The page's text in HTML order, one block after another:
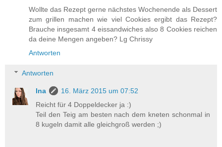
Wollte das Rezept gerne nächstes Wochenende als Dessert
zum grillen machen wie viel Cookies ergibt das Rezept?
Brauche insgesamt 4 eissandwiches also 8 Cookies reichen
da deine Mengen angeben? Lg Chrissy
Antworten
Antworten
Ina
16. März 2015 um 07:52
Reicht für 4 Doppeldecker ja :)
Teil den Teig am besten nach dem kneten schonmal in
8 kugeln damit alle gleichgroß werden ;)